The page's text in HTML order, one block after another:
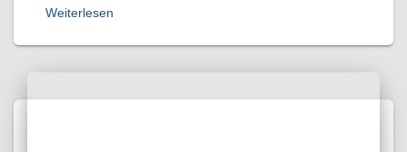
Weiterlesen